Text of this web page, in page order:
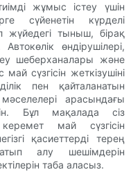
жұмыс істеу үшін
сүйенетін күрделі
жүйедегі тыныш, бірақ
өндірушілері,
шеберханалары және
сүзгісін жеткізушіні
пен қайталанатын
арасындағы
Бұл мақалада сіз
керемет май сүзгісін
қасиеттерді терең
алу шешімдерін
таба аласыз.